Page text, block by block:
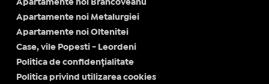
Apartamente noi Brancoveanu
Apartamente noi Metalurgiei
Apartamente noi Oltenitei
Case, vile Popesti - Leordeni
Politica de confidențialitate
Politica privind utilizarea cookies